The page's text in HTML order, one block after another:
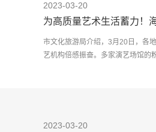
2023-03-20
为高质量艺术生活蓄力！
市文化旅游局介绍，3月20日，各
艺机构倍感振奋。多家演艺场馆的
2023-03-20